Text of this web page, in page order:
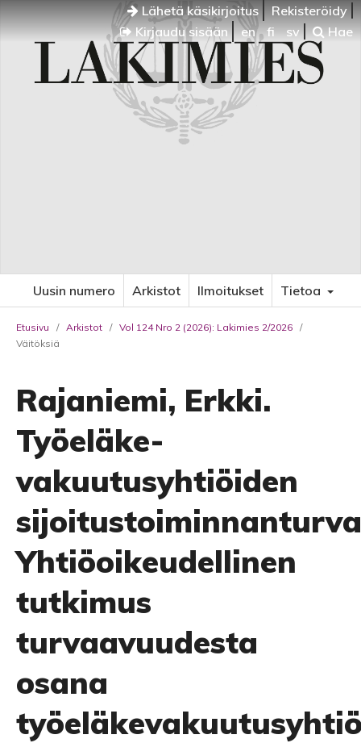
Lähetä käsikirjoitus
Rekisteröidy
Kirjaudu sisään
en fi sv Hae
Uusin numero Arkistot Ilmoitukset Tietoa
Etusivu / Arkistot / Vol 124 Nro 2 (2026): Lakimies 2/2026 /
Väitöksiä
Rajaniemi, Erkki.
Työeläke-
vakuutusyhtiöiden
Yhtiöoikeudellinen
tutkimus
turvaavuudesta
osana